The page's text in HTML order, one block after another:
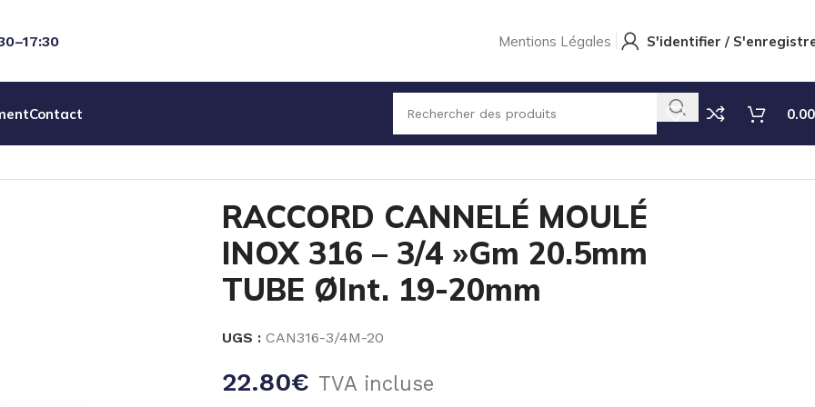
Mentions Légales S'identifier /
Contact
0.00
CANNELÉ MOULÉ INOX 316 – 3/4 »Gm 20.5mm TUBE ØInt. 19-20mm
RACCORD CANNELÉ MOULÉ
INOX 316 – 3/4 »Gm 20.5mm
TUBE ØInt. 19-20mm
UGS : CAN316-3/4M-20
22.80€ TVA incluse